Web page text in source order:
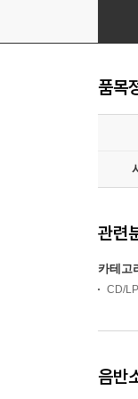
샤이
품목
관련
카테고
CD/LP
음반